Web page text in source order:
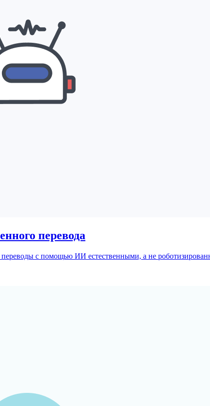
перевода
переводы с помощью ИИ естественными, а не